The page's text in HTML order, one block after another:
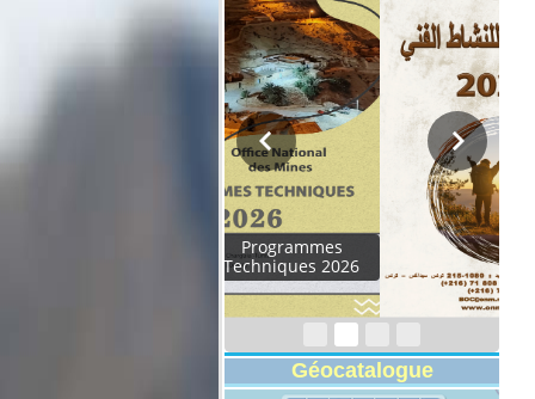
Rapport d'activités
Géocatalogue